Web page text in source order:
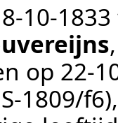
op
1809/f6